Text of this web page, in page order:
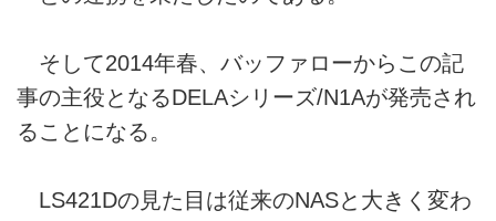
そして2014年春、バッファローからこの記
事の主役となるDELAシリーズ/N1Aが発売され
ることになる。
LS421Dの見た目は従来のNASと大きく変わ